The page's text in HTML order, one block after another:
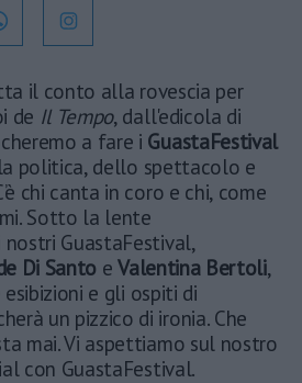
il conto alla rovescia per
de Il Tempo, dall'edicola di
a fare i GuastaFestival
politica, dello spettacolo e
chi canta in coro e chi, come
Sotto la lente
nostri GuastaFestival,
Di Santo eValentina Bertoli,
e gli ospiti di
un pizzico di ironia. Che
mai. Vi aspettiamo sul nostro
con GuastaFestival.